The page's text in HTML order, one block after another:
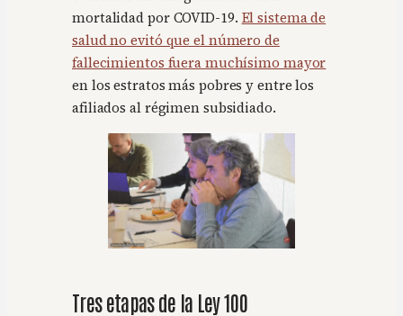
mortalidad por COVID-19. El sistema de
salud no evitó que el número de
fallecimientos fuera muchísimo mayor
en los estratos más pobres y entre los
afiliados al régimen subsidiado.
Tres etapas de la Ley 100